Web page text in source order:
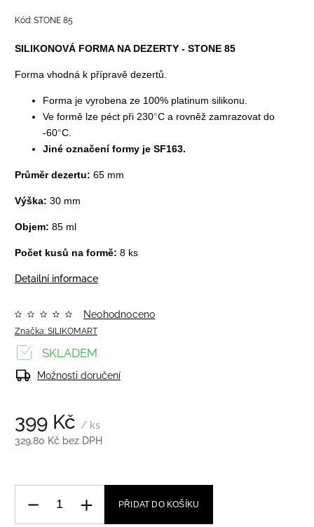
Kód: STONE 85
SILIKONOVÁ FORMA NA DEZERTY - STONE 85
Forma vhodná k přípravě dezertů.
Forma je vyrobena ze 100% platinum silikonu.
Ve formě lze péct při 230°C a rovněž zamrazovat do
-60°C.
Jiné označení formy je SF163.
Průměr dezertu: 65 mm
Výška: 30 mm
Objem: 85 ml
Počet kusů na formě: 8 ks
Detailní informace
Značka: SILIKOMART
Neohodnoceno
399 Kč / ks
329,80 Kč bez DPH
SKLADEM
Možnosti doručení
PŘIDAT DO KOŠÍKU